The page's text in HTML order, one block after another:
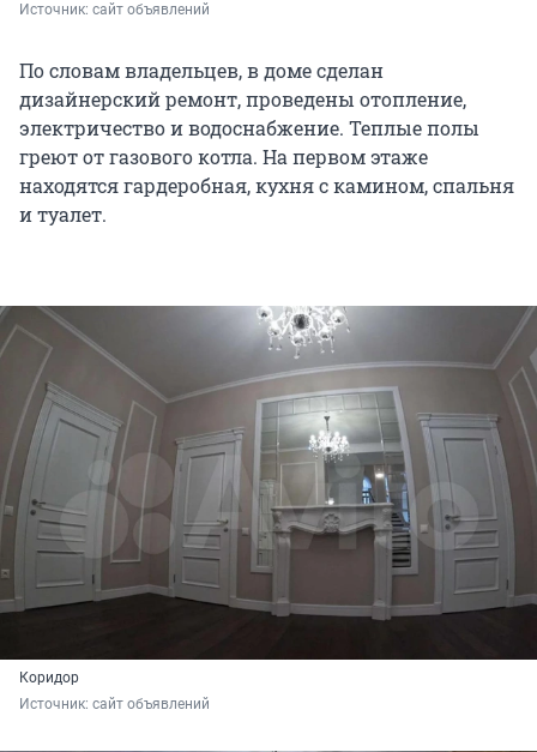
Источник: сайт объявлений
По словам владельцев, в доме сделан
дизайнерский ремонт, проведены отопление,
электричество и водоснабжение. Теплые полы
греют от газового котла. На первом этаже
находятся гардеробная, кухня с камином, спальня
и туалет.
Коридор
Источник: сайт объявлений